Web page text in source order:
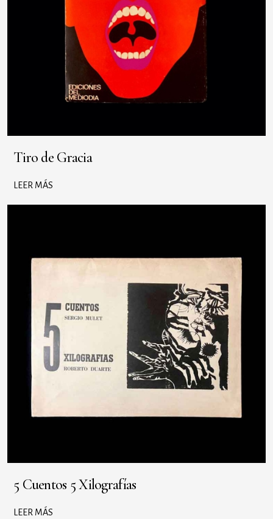
Tiro de Gracia
LEER MÁS
5 Cuentos 5 Xilografías
LEER MÁS